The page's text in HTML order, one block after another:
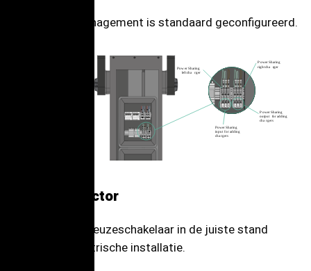
Static Load Management is standaard geconfigureerd.
Power Sharing
input for adding
cha rgers
Power Sharing
output for adding
cha rgers
Power Sharing
left cha rger
Power Sharing
right cha rger
Huidige selector
Zet de stroomkeuzeschakelaar in de juiste stand
volgens de elektrische installatie.